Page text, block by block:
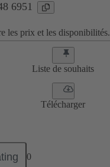
6951
les prix et les disponibilités.
Liste de souhaits
Télécharger
0